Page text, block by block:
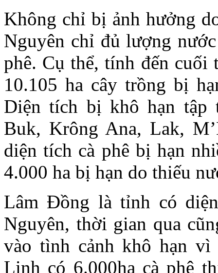
Không chỉ bị ảnh hưởng
Nguyên chỉ đủ lượng
phê. Cụ thể, tính đến
10.105 ha cây trồng bị
Diện tích bị khô hạn tập
Buk, Krông Ana, Lak,
diện tích cà phê bị hạn
4.000 ha bị hạn do thiếu
Lâm Đồng là tỉnh có
Nguyên, thời gian qua
vào tình cảnh khô hạn
Linh có 6.000ha cà phê